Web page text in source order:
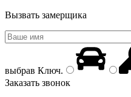
Вызвать замерщика
выбрав Ключ.
Заказать звонок